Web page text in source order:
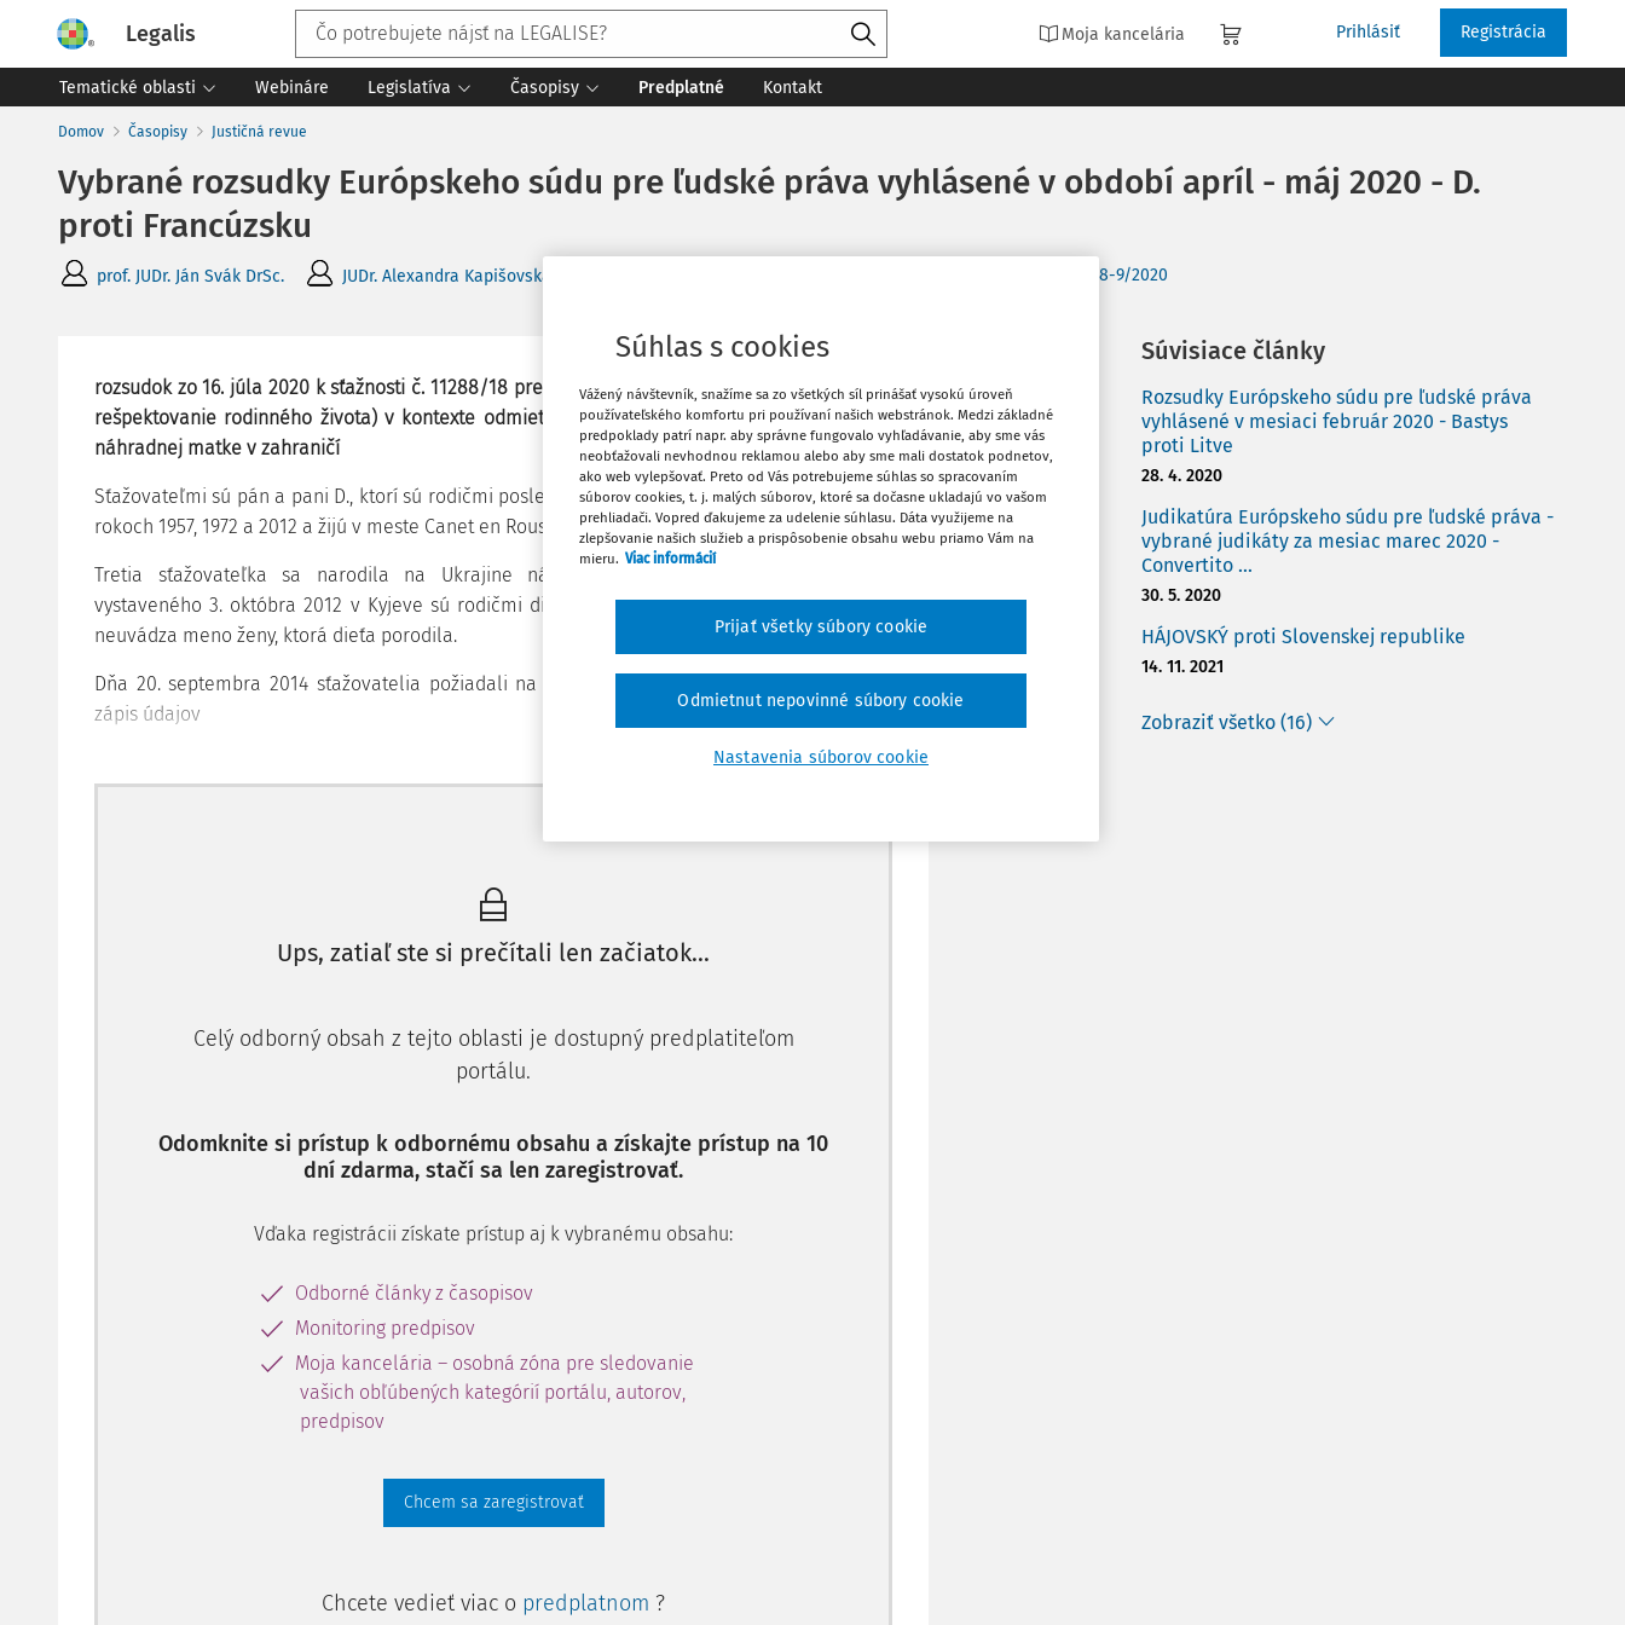
Legalis Moja kancelária Prihlásiť Registrácia
Tematické oblasti Webináre Legislatíva Časopisy Predplatné Kontakt
Domov Časopisy Justičná revue
Vybrané rozsudky Európskeho súdu pre ľudské práva vyhlásené v období apríl - máj 2020 - D.
proti Francúzsku
prof. JUDr. Ján Svák DrSc. JUDr. Alexandra Kapišovská PhD. Justičná revue 8-9/2020
rozsudok zo 16. júla 2020 k sťažnosti č. 11288/18 pre porušenie článku 8 Dohovoru (právo na
rešpektovanie rodinného života) v kontexte odmietn
utia zapísať detaily o narodení dieťaťa
náhradnej matke v zahraničí
Sťažovateľmi sú pán a pani D., ktorí sú rodičmi poslednej sťažovateľky, slečny D. Narodili sa v
rokoch 1957, 1972 a 2012 a žijú v meste Canet en Roussillon vo Francúzsku.
Tretia sťažovateľka sa narodila na Ukrajine náhradnej matke. Podľa rodného listu
vystaveného 3. októbra 2012 v Kyjeve sú rodičmi dieťaťa prví dvaja sťažovatelia. Rodný list
neuvádza meno ženy, ktorá dieťa porodila.
Dňa 20. septembra 2014 sťažovatelia požiadali na francúzskom veľvyslanectve v Kyjeve o
zápis údajov
Ups, zatiaľ ste si prečítali len začiatok...
Celý odborný obsah z tejto oblasti je dostupný predplatiteľom
portálu.
Odomknite si prístup k odbornému obsahu a získajte prístup na 10
dní zdarma, stačí sa len zaregistrovať.
Vďaka registrácii získate prístup aj k vybranému obsahu:
Odborné články z časopisov
Monitoring predpisov
Moja kancelária – osobná zóna pre sledovanie
vašich obľúbených kategórií portálu, autorov,
predpisov
Chcem sa zaregistrovať
Chcete vedieť viac o predplatnom ?
Vytlačiť
Obľúbené
Stiahnuť
Poznámka
Súvisiace články
Rozsudky Európskeho súdu pre ľudské práva
vyhlásené v mesiaci február 2020 - Bastys
proti Litve
28. 4. 2020
Judikatúra Európskeho súdu pre ľudské práva -
vybrané judikáty za mesiac marec 2020 -
Convertito ...
30. 5. 2020
HÁJOVSKÝ proti Slovenskej republike
14. 11. 2021
Zobraziť všetko (16)
Súhlas s cookies
Vážený návštevník, snažíme sa zo všetkých síl prinášať vysokú úroveň
používateľského komfortu pri používaní našich webstránok. Medzi základné
predpoklady patrí napr. aby správne fungovalo vyhľadávanie, aby sme vás
neobťažovali nevhodnou reklamou alebo aby sme mali dostatok podnetov,
ako web vylepšovať. Preto od Vás potrebujeme súhlas so spracovaním
súborov cookies, t. j. malých súborov, ktoré sa dočasne ukladajú vo vašom
prehliadači. Vopred ďakujeme za udelenie súhlasu. Dáta využijeme na
zlepšovanie našich služieb a prispôsobenie obsahu webu priamo Vám na
mieru. Viac informácií
Nastavenia súborov cookie
Odmietnut nepovinné súbory cookie
Prijať všetky súbory cookie